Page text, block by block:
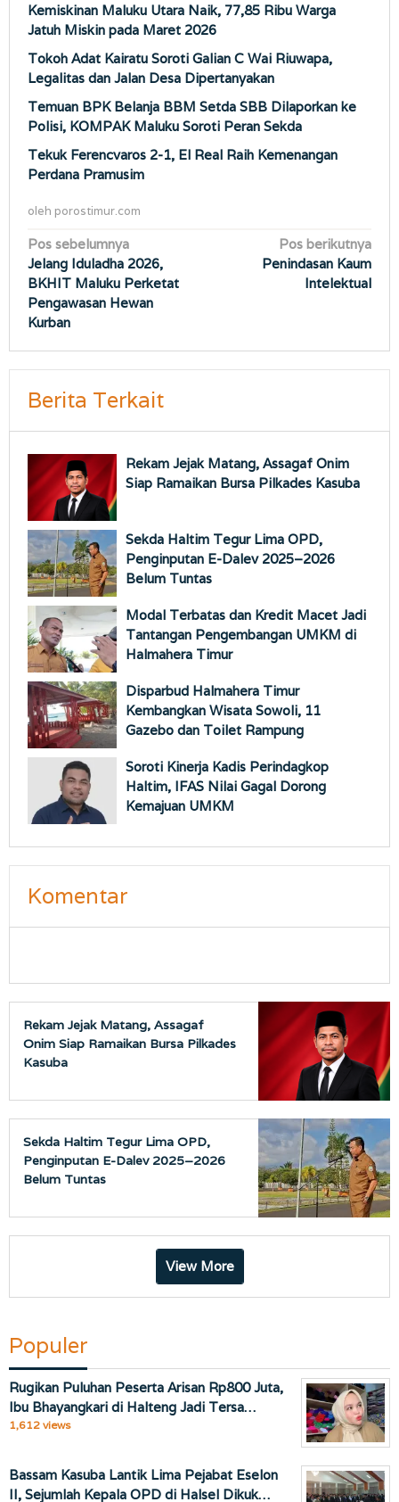
Kemiskinan Maluku Utara Naik, 77,85 Ribu Warga
Jatuh Miskin pada Maret 2026
Tokoh Adat Kairatu Soroti Galian C Wai Riuwapa,
Legalitas dan Jalan Desa Dipertanyakan
Temuan BPK Belanja BBM Setda SBB Dilaporkan ke
Polisi, KOMPAK Maluku Soroti Peran Sekda
Tekuk Ferencvaros 2-1, El Real Raih Kemenangan
Perdana Pramusim
oleh porostimur.com
Navigasi
pos
Pos sebelumnya
Jelang Iduladha 2026,
BKHIT Maluku Perketat
Pengawasan Hewan
Kurban
Pos berikutnya
Penindasan Kaum
Intelektual
Berita Terkait
Rekam Jejak Matang, Assagaf Onim
Siap Ramaikan Bursa Pilkades Kasuba
Sekda Haltim Tegur Lima OPD,
Penginputan E-Dalev 2025–2026
Belum Tuntas
Modal Terbatas dan Kredit Macet Jadi
Tantangan Pengembangan UMKM di
Halmahera Timur
Disparbud Halmahera Timur
Kembangkan Wisata Sowoli, 11
Gazebo dan Toilet Rampung
Soroti Kinerja Kadis Perindagkop
Haltim, IFAS Nilai Gagal Dorong
Kemajuan UMKM
Komentar
Rekam Jejak Matang, Assagaf
Onim Siap Ramaikan Bursa Pilkades
Kasuba
Sekda Haltim Tegur Lima OPD,
Penginputan E-Dalev 2025–2026
Belum Tuntas
View More
Populer
Rugikan Puluhan Peserta Arisan Rp800 Juta,
Ibu Bhayangkari di Halteng Jadi Tersa…
1,612 views
Bassam Kasuba Lantik Lima Pejabat Eselon
II, Sejumlah Kepala OPD di Halsel Dikuk…